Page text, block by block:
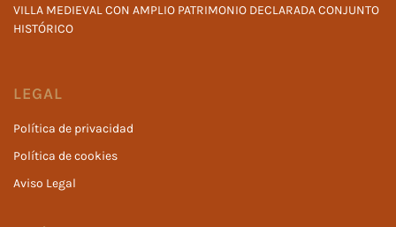
VILLA MEDIEVAL CON AMPLIO PATRIMONIO DECLARADA CONJUNTO
HISTÓRICO
LEGAL
Política de privacidad
Política de cookies
Aviso Legal